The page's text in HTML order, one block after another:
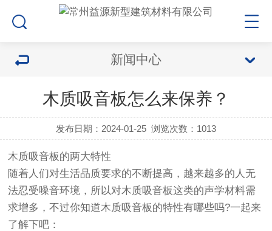
新闻中心
木质吸音板怎么来保养？
发布日期：2024-01-25 浏览次数：1013
木质吸音板的两大特性
随着人们对生活品质要求的不断提高，越来越多的人无
法忍受噪音环境，所以对木质吸音板这类的声学材料需
求增多，不过你知道木质吸音板的特性有哪些吗?一起来
了解下吧：